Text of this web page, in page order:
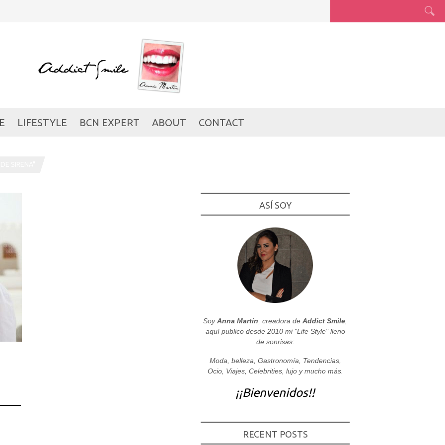
LIFESTYLE BCN EXPERT ABOUT CONTACT
ASÍ SOY
SoyAnna Martin , creadora de Addict Smile
aquí publico desde 2010 mi "Life Style" lleno
de sonrisas:
Moda, belleza, Gastronomía, Tendencias,
Ocio, Viajes, Celebrities, lujo y mucho más.
¡¡Bienvenidos!!
RECENT POSTS